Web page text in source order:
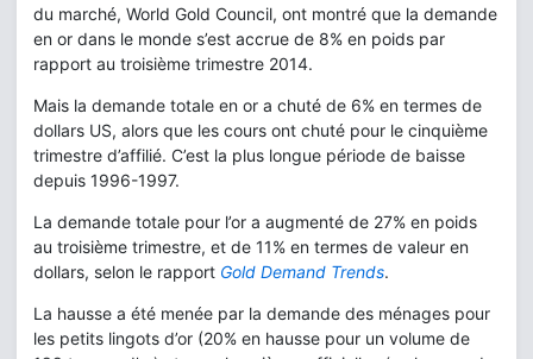
du marché, World Gold Council, ont montré que la demande
en or dans le monde s’est accrue de 8% en poids par
rapport au troisième trimestre 2014.
Mais la demande totale en or a chuté de 6% en termes de
dollars US, alors que les cours ont chuté pour le cinquième
trimestre d’affilié. C’est la plus longue période de baisse
depuis 1996-1997.
La demande totale pour l’or a augmenté de 27% en poids
au troisième trimestre, et de 11% en termes de valeur en
dollars, selon le rapport Gold Demand Trends.
La hausse a été menée par la demande des ménages pour
les petits lingots d’or (20% en hausse pour un volume de